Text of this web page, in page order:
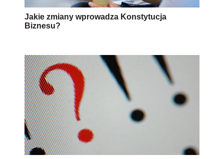
Jakie zmiany wprowadza Konstytucja
Biznesu?